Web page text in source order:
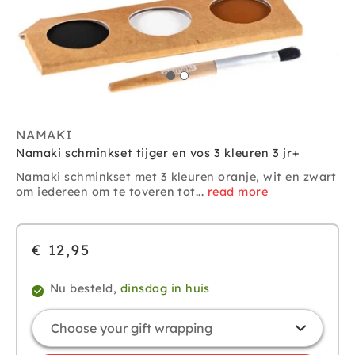
NAMAKI
Namaki schminkset tijger en vos 3 kleuren 3 jr+
Namaki schminkset met 3 kleuren oranje, wit en zwart
om iedereen om te toveren tot... read more
€ 12,95
Nu besteld, dinsdag in huis